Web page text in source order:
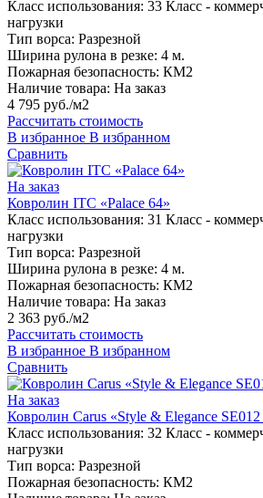
Класс использования: 33 Класс -
нагрузки
Тип ворса: Разрезной
Ширина рулона в резке: 4 м.
Пожарная безопасность: КМ2
Наличие товара: На заказ
4 795 руб./м2
Рассчитать стоимость
В избранное В избранном
Сравнить
На заказ
Ковролин ITC «Palace 64»
Класс использования: 31 Класс -
нагрузки
Тип ворса: Разрезной
Ширина рулона в резке: 4 м.
Пожарная безопасность: КМ2
Наличие товара: На заказ
2 363 руб./м2
Рассчитать стоимость
В избранное В избранном
Сравнить
На заказ
Ковролин Carus «Style & Elegance SE012
Класс использования: 32 Класс -
нагрузки
Тип ворса: Разрезной
Пожарная безопасность: КМ2